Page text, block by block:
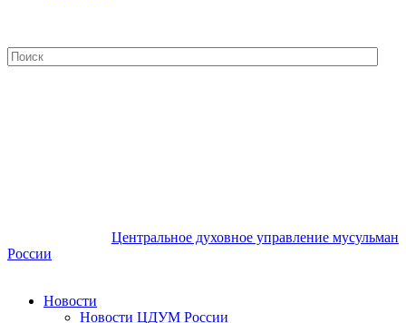
Центральное духовное управление мусульман
России
Новости
Новости ЦДУМ России